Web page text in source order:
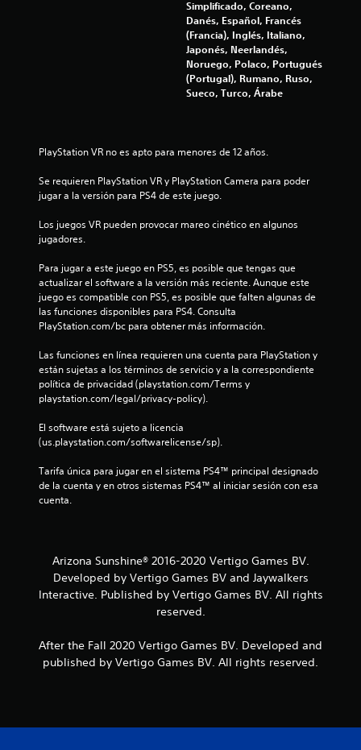
s
e
n
t
l
e
6
7
c
l
i
i
c
c
Simplificado, Coreano,
Danés, Español, Francés
(Francia), Inglés, Italiano,
Japonés, Neerlandés,
Noruego, Polaco, Portugués
(Portugal), Rumano, Ruso,
Sueco, Turco, Árabe
PlayStation VR no es apto para menores de 12 años.
Se requieren PlayStation VR y PlayStation Camera para poder
jugar a la versión para PS4 de este juego.
Los juegos VR pueden provocar mareo cinético en algunos
jugadores.
Para jugar a este juego en PS5, es posible que tengas que
actualizar el software a la versión más reciente. Aunque este
juego es compatible con PS5, es posible que falten algunas de
las funciones disponibles para PS4. Consulta
PlayStation.com/bc para obtener más información.
Las funciones en línea requieren una cuenta para PlayStation y
están sujetas a los términos de servicio y a la correspondiente
política de privacidad (playstation.com/Terms y
playstation.com/legal/privacy-policy).
El software está sujeto a licencia
(us.playstation.com/softwarelicense/sp).
Tarifa única para jugar en el sistema PS4™ principal designado
de la cuenta y en otros sistemas PS4™ al iniciar sesión con esa
cuenta.
Arizona Sunshine® 2016-2020 Vertigo Games BV.
Developed by Vertigo Games BV and Jaywalkers
Interactive. Published by Vertigo Games BV. All rights
reserved.
After the Fall 2020 Vertigo Games BV. Developed and
published by Vertigo Games BV. All rights reserved.